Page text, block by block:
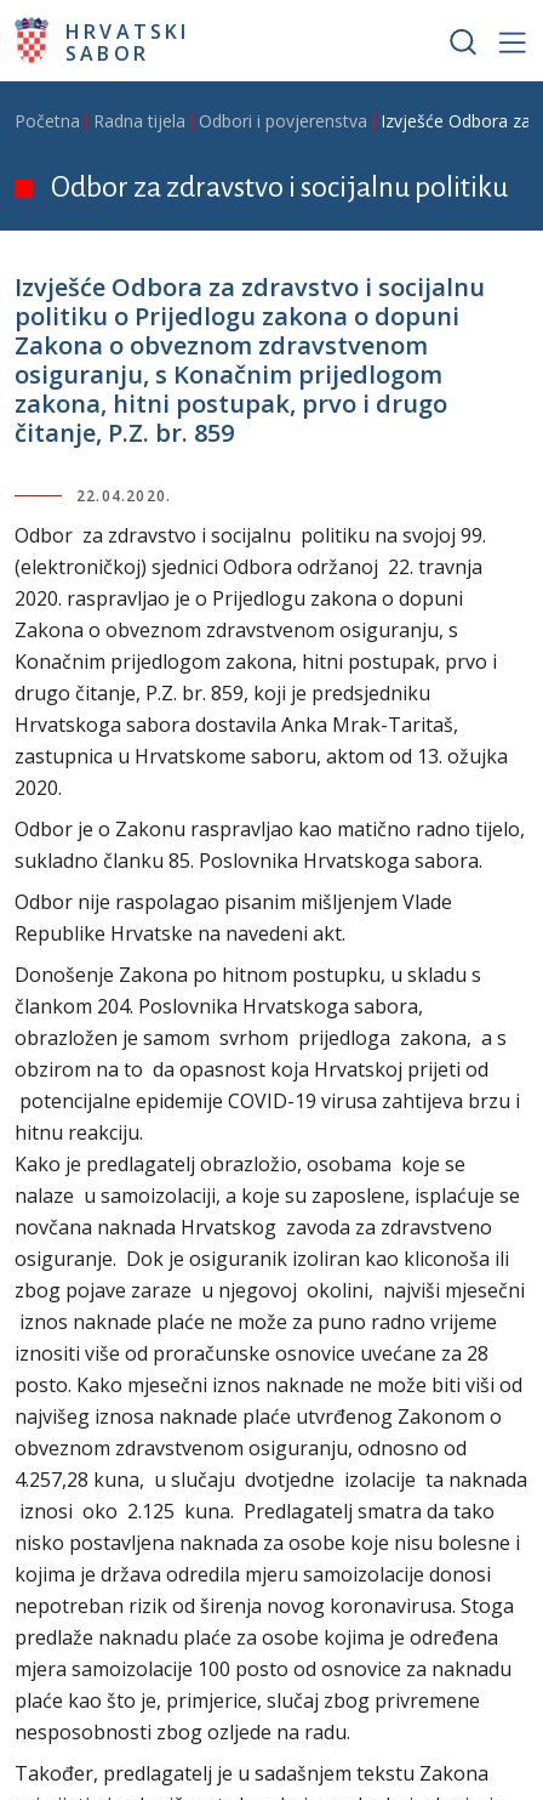
Skoči na glavni sadržaj
HRVATSKI
SABOR
Breadcrumb
Početna Radna tijela Odbori i povjerenstva Izvješće Odbora za
Odbor za zdravstvo i socijalnu politiku
Izvješće Odbora za zdravstvo i socijalnu
politiku o Prijedlogu zakona o dopuni
Zakona o obveznom zdravstvenom
osiguranju, s Konačnim prijedlogom
zakona, hitni postupak, prvo i drugo
čitanje, P.Z. br. 859
22.04.2020.
Odbor za zdravstvo i socijalnu politiku na svojoj 99.
(elektroničkoj) sjednici Odbora održanoj 22. travnja
2020. raspravljao je o Prijedlogu zakona o dopuni
Zakona o obveznom zdravstvenom osiguranju, s
Konačnim prijedlogom zakona, hitni postupak, prvo i
drugo čitanje, P.Z. br. 859, koji je predsjedniku
Hrvatskoga sabora dostavila Anka Mrak-Taritaš,
zastupnica u Hrvatskome saboru, aktom od 13. ožujka
2020.
Odbor je o Zakonu raspravljao kao matično radno tijelo,
sukladno članku 85. Poslovnika Hrvatskoga sabora.
Odbor nije raspolagao pisanim mišljenjem Vlade
Republike Hrvatske na navedeni akt.
Donošenje Zakona po hitnom postupku, u skladu s
člankom 204. Poslovnika Hrvatskoga sabora,
obrazložen je samom svrhom prijedloga zakona, a s
obzirom na to da opasnost koja Hrvatskoj prijeti od
potencijalne epidemije COVID-19 virusa zahtijeva brzu i
hitnu reakciju.
Kako je predlagatelj obrazložio, osobama koje se
nalaze u samoizolaciji, a koje su zaposlene, isplaćuje se
novčana naknada Hrvatskog zavoda za zdravstveno
osiguranje. Dok je osiguranik izoliran kao kliconoša ili
zbog pojave zaraze u njegovoj okolini, najviši mjesečni
iznos naknade plaće ne može za puno radno vrijeme
iznositi više od proračunske osnovice uvećane za 28
posto. Kako mjesečni iznos naknade ne može biti viši od
najvišeg iznosa naknade plaće utvrđenog Zakonom o
obveznom zdravstvenom osiguranju, odnosno od
4.257,28 kuna, u slučaju dvotjedne izolacije ta naknada
iznosi oko 2.125 kuna. Predlagatelj smatra da tako
nisko postavljena naknada za osobe koje nisu bolesne i
kojima je država odredila mjeru samoizolacije donosi
nepotreban rizik od širenja novog koronavirusa. Stoga
predlaže naknadu plaće za osobe kojima je određena
mjera samoizolacije 100 posto od osnovice za naknadu
plaće kao što je, primjerice, slučaj zbog privremene
nesposobnosti zbog ozljede na radu.
Također, predlagatelj je u sadašnjem tekstu Zakona